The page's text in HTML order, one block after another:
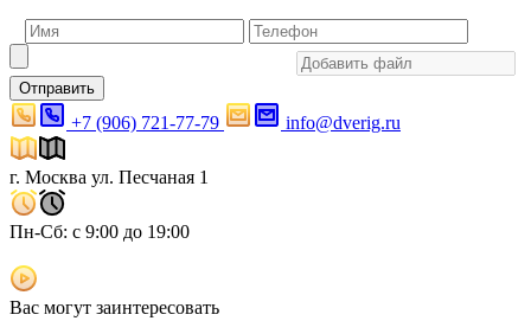
Отправить
+7 (906) 721-77-79 info@dverig.ru
г. Москва ул. Песчаная 1
Пн-Сб: с 9:00 до 19:00
Вас могут заинтересовать